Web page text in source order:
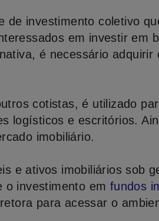
de investimento coletivo
em investir em
é necessário adquirir
cotistas, é utilizado
logísticos e escritórios.
imobiliário.
e ativos imobiliários sob
o investimento em fundos
para acessar o